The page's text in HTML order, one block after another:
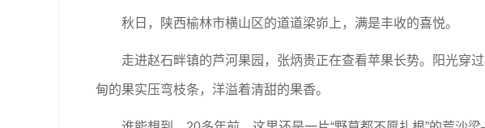
秋日，陕西榆林市横山区的道道梁峁上，满是丰收的喜悦。
走进赵石畔镇的芦河果园，张炳贵正在查看苹果长势。阳光穿
甸的果实压弯枝条，洋溢着清甜的果香。